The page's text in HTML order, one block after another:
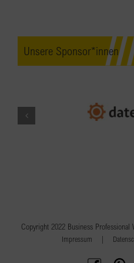
Unsere Sponsor*innen
Copyright 2022 Business
Impressum |